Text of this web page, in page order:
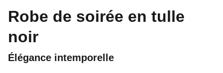
Robe de soirée en tulle
noir
Élégance intemporelle